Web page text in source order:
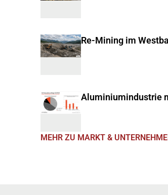
Re-Mining im
Aluminiumindustrie
MEHR ZU MARKT &